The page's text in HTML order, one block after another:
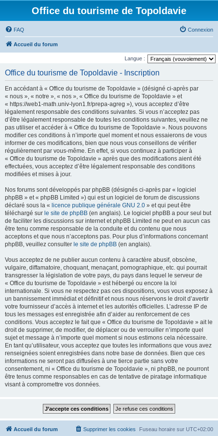
Office du tourisme de Topoldavie
FAQ Connexion
Accueil du forum
Langue :
Office du tourisme de Topoldavie - Inscription
En accédant à « Office du tourisme de Topoldavie » (désigné ci-après par
« nous », « notre », « nos », « Office du tourisme de Topoldavie » et
« https://web1-math.univ-lyon1.fr/prepa-agreg »), vous acceptez d’être
légalement responsable des conditions suivantes. Si vous n’acceptez pas
d’être légalement responsable de toutes les conditions suivantes, veuillez ne
pas utiliser et accéder à « Office du tourisme de Topoldavie ». Nous pouvons
modifier ces conditions à n’importe quel moment et nous essaierons de vous
informer de ces modifications, bien que nous vous conseillons de vérifier
régulièrement par vous-même. En effet, si vous continuez à participer à
« Office du tourisme de Topoldavie » après que des modifications aient été
effectuées, vous acceptez d’être légalement responsable des conditions
modifiées et mises à jour.
Nos forums sont développés par phpBB (désignés ci-après par « logiciel
phpBB » et « phpBB Limited ») qui est un logiciel de forum de discussions
déclaré sous la « licence publique générale GNU 2.0 » et qui peut être
téléchargé sur le site de phpBB (en anglais). Le logiciel phpBB a pour seul but
de faciliter les discussions sur internet et phpBB Limited ne peut en aucun cas
être tenu comme responsable de la conduite et du contenu que nous
acceptons et que nous n’acceptons pas. Pour plus d’informations concernant
phpBB, veuillez consulter le site de phpBB (en anglais).
Vous acceptez de ne publier aucun contenu à caractère abusif, obscène,
vulgaire, diffamatoire, choquant, menaçant, pornographique, etc. qui pourrait
transgresser la législation de votre pays, du pays dans lequel le serveur de
« Office du tourisme de Topoldavie » est hébergé ou encore la loi
internationale. Si vous ne respectez pas ces dispositions, vous vous exposez à
un bannissement immédiat et définitif et nous nous réservons le droit d’avertir
votre fournisseur d’accès à internet et les autorités officielles. L’adresse IP de
tous les messages est enregistrée afin d’aider au renforcement de ces
conditions. Vous acceptez le fait que « Office du tourisme de Topoldavie » ait le
droit de supprimer, de modifier, de déplacer ou de verrouiller n’importe quel
sujet et message à n’importe quel moment si nous estimons cela nécessaire.
En tant qu’utilisateur, vous acceptez que toutes les informations que vous avez
renseignées soient enregistrées dans notre base de données. Bien que ces
informations ne seront pas diffusées à une tierce partie sans votre
consentement, ni « Office du tourisme de Topoldavie », ni phpBB, ne pourront
être tenus comme responsables en cas de tentative de piratage informatique
visant à compromettre vos données.
Accueil du forum Fuseau horaire sur UTC+02:00
Supprimer les cookies